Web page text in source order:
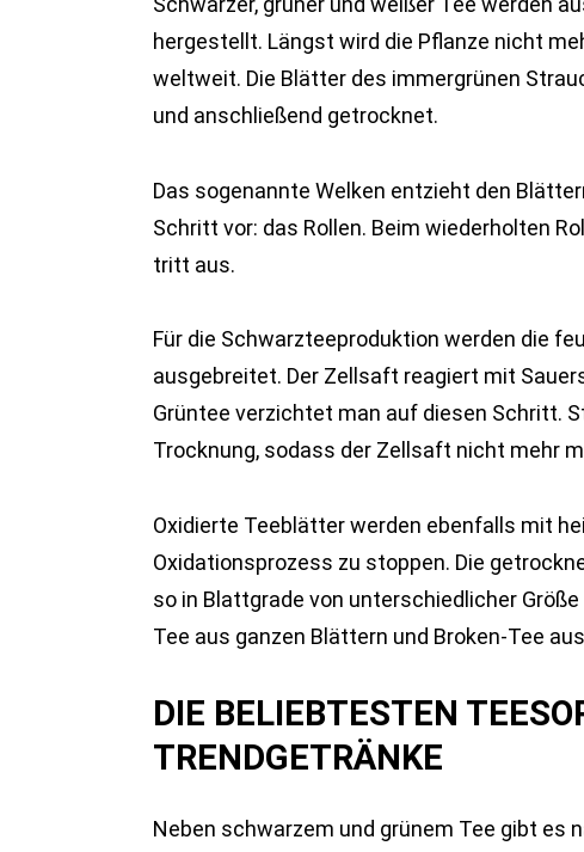
hergestellt. Längst wird die Pflanze nicht
weltweit. Die Blätter des immergrünen
und anschließend getrocknet.
Das sogenannte Welken entzieht den
Schritt vor: das Rollen. Beim wiederholten
tritt aus.
Für die Schwarzteeproduktion werden die
ausgebreitet. Der Zellsaft reagiert mit
Grüntee verzichtet man auf diesen Schritt.
Trocknung, sodass der Zellsaft nicht mehr
Oxidierte Teeblätter werden ebenfalls mit
Oxidationsprozess zu stoppen. Die
so in Blattgrade von unterschiedlicher
Tee aus ganzen Blättern und Broken-Tee
DIE BELIEBTESTEN
TRENDGETRÄNKE
Neben schwarzem und grünem Tee gibt es